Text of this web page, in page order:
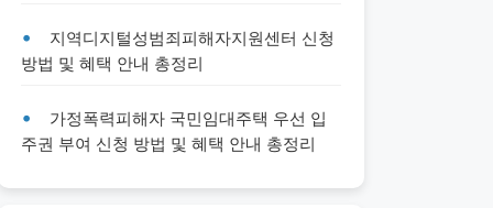
지역디지털성범죄피해자지원센터 신청
방법 및 혜택 안내 총정리
가정폭력피해자 국민임대주택 우선 입
주권 부여 신청 방법 및 혜택 안내 총정리